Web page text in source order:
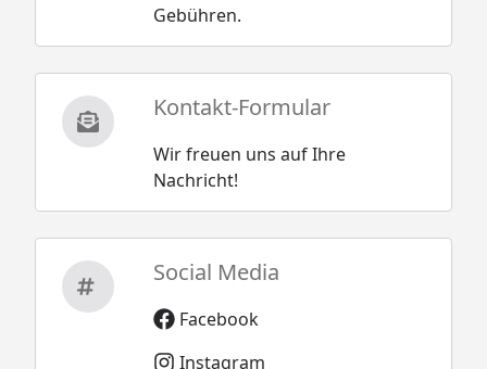
Gebühren.
Kontakt-Formular
Wir freuen uns auf Ihre
Nachricht!
Social Media
Facebook
Instagram